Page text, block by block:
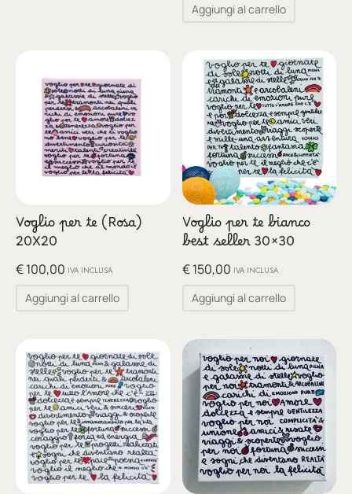
Aggiungi al carrello
Voglio per te (Rosa)
20X20
€100,00 IVA INCLUSA
Aggiungi al carrello
Voglio per te bianco
best seller 30×30
€150,00 IVA INCLUSA
Aggiungi al carrello